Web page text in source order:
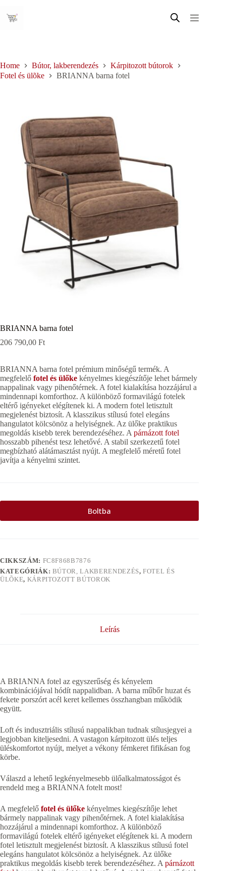
content
Home Bútor, lakberendezés
Kárpitozott bútorok
Fotel és ülõke
BRIANNA barna fotel
BRIANNA barna fotel
206 790,00 Ft
BRIANNA barna fotel prémium minőségű termék. A
megfelelő fotel és ülőke kényelmes kiegészítője lehet bármely
nappalinak vagy pihenőtérnek. A fotel kialakítása hozzájárul a
mindennapi komforthoz. A különböző formavilágú fotelek
eltérő igényeket elégítenek ki. A modern fotel letisztult
megjelenést biztosít. A klasszikus stílusú fotel elegáns
hangulatot kölcsönöz a helyiségnek. Az ülőke praktikus
megoldás kisebb terek berendezéséhez. A párnázott fotel
hosszabb pihenést tesz lehetővé. A stabil szerkezetű fotel
megbízható alátámasztást nyújt. A megfelelő méretű fotel
javítja a kényelmi szintet.
Boltba
CIKKSZÁM: FC8F868B7876
KATEGÓRIÁK: BÚTOR, LAKBERENDEZÉS,FOTEL ÉS
ÜLÕKE, KÁRPITOZOTT BÚTOROK
Leírás
A BRIANNA fotel az egyszerűség és kényelem
kombinációjával hódít nappalidban. A barna műbőr huzat és
fekete porszórt acél keret kellemes összhangban működik
együtt.
Loft és indusztriális stílusú nappalikban tudnak stílusjegyei a
legjobban kiteljesedni. A vastagon kárpitozott ülés teljes
üléskomfortot nyújt, melyet a vékony fémkeret fifikásan fog
körbe.
Válaszd a lehető legkényelmesebb ülőalkalmatosságot és
rendeld meg a BRIANNA fotelt most!
A megfelelő fotel és ülőke kényelmes kiegészítője lehet
bármely nappalinak vagy pihenőtérnek. A fotel kialakítása
hozzájárul a mindennapi komforthoz. A különböző
formavilágú fotelek eltérő igényeket elégítenek ki. A modern
fotel letisztult megjelenést biztosít. A klasszikus stílusú fotel
elegáns hangulatot kölcsönöz a helyiségnek. Az ülőke
praktikus megoldás kisebb terek berendezéséhez. Apárnázott